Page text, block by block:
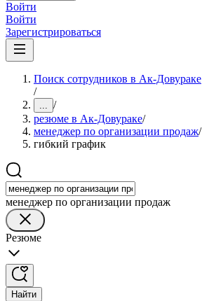
Войти
Войти
Зарегистрироваться
Поиск сотрудников в Ак-Довураке
/
... /
резюме в Ак-Довураке/
менеджер по организации продаж/
гибкий график
менеджер по организации продаж
Резюме
Найти